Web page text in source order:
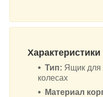
Характеристики
Тип: Ящик для
колесах
Материал